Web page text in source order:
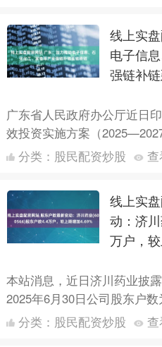
线上实
电子信
强链补
广东省人民政府办公厅近日
效投资实施方案（
大优势产业投资。加力推动
分类： 股民配资炒股 查
线上实
动：济
万户，
本站消息，近日济川药业披
2025年6月30日公司股东户
1968.0户，增幅为4.69%。
分类： 股民配资炒股 查